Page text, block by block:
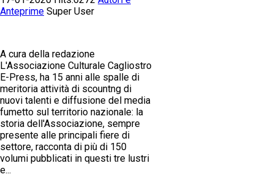
Anteprime Super User
A cura della redazione
L'Associazione Culturale Cagliostro
E-Press, ha 15 anni alle spalle di
meritoria attività di scountng di
nuovi talenti e diffusione del media
fumetto sul territorio nazionale: la
storia dell'Associazione, sempre
presente alle principali fiere di
settore, racconta di più di 150
volumi pubblicati in questi tre lustri
e...